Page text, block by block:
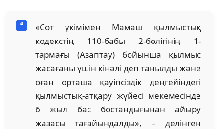
«Сот үкімімен Мамаш қылмыстық
кодекстің 110-бабы 2-бөлігінің 1-
тармағы (Азаптау) бойынша қылмыс
жасағаны үшін кінәлі деп танылды және
оған орташа қауіпсіздік деңгейіндегі
қылмыстық-атқару жүйесі мекемесінде
6 жыл бас бостандығынан айыру
жазасы тағайындалды», – делінген